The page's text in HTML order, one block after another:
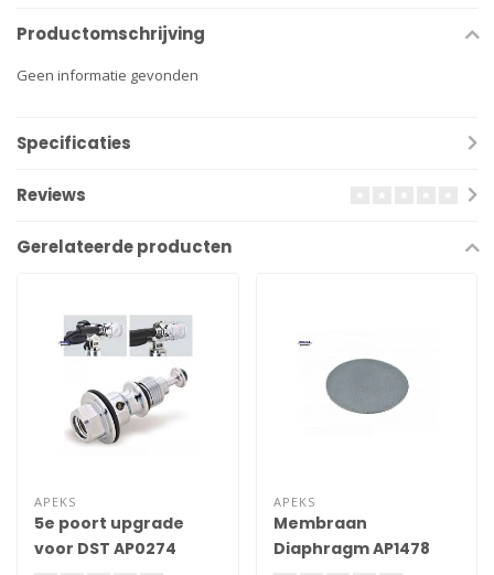
Productomschrijving
Geen informatie gevonden
Specificaties
Reviews
Gerelateerde producten
APEKS
5e poort upgrade
voor DST AP0274
APEKS
Membraan
Diaphragm AP1478